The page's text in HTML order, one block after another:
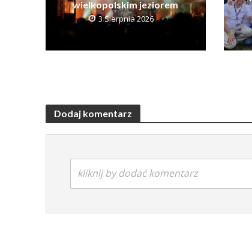
wielkopolskim jeziorem
3 Sierpnia 2026
Dodaj komentarz
kliknij by dodać komentarz